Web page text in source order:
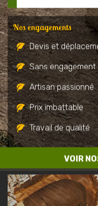
VOIR
Nos engagements
Devis et
Sans engagement
Artisan passionné
Prix imbattable
Travail de qualité